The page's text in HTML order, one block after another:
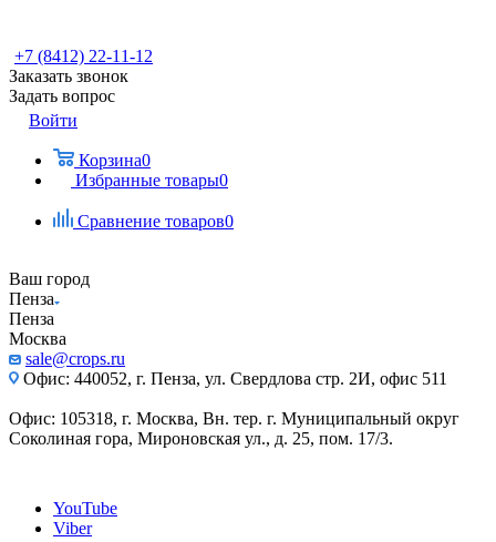
+7 (8412) 22-11-12
Заказать звонок
Задать вопрос
Войти
Корзина0
Избранные товары0
Сравнение товаров0
Ваш город
Пенза
Пенза
Москва
sale@crops.ru
Офис: 440052, г. Пенза, ул. Свердлова стр. 2И, офис 511
Офис: 105318, г. Москва, Вн. тер. г. Муниципальный округ
Соколиная гора, Мироновская ул., д. 25, пом. 17/3.
YouTube
Viber